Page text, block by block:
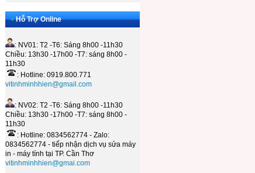
• Hỗ Trợ Online
: NV01: T2 -T6: Sáng 8h00 -11h30
Chiều: 13h30 -17h00 -T7: sáng 8h00 -
11h30
: Hotline: 0919.800.771
vitinhminhhien@gmail.com
: NV02: T2 -T6: Sáng 8h00 -11h30
Chiều: 13h30 -17h00 -T7: sáng 8h00 -
11h30
: Hotline: 0834562774 - Zalo:
0834562774 - tiếp nhận dịch vụ sửa máy
in - máy tính tại TP. Cần Thơ
vitinhminhhien@gmai.com